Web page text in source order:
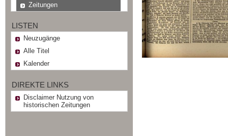
Zeitungen
LISTEN
Neuzugänge
Alle Titel
Kalender
DIREKTE LINKS
Disclaimer Nutzung von
historischen Zeitungen